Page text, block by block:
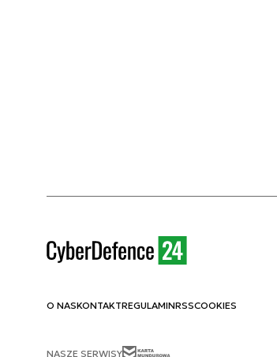
O NASKONTAKTREGULAMINRSSCOOKIES
NASZE SERWISY